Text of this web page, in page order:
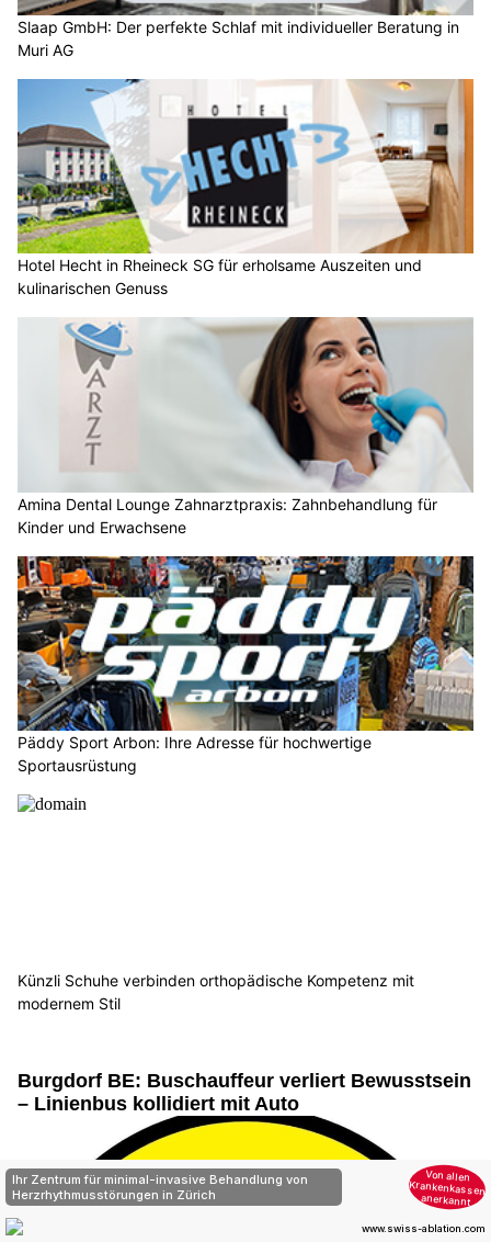
Slaap GmbH: Der perfekte Schlaf mit individueller Beratung in
Muri AG
Hotel Hecht in Rheineck SG für erholsame Auszeiten und
kulinarischen Genuss
Amina Dental Lounge Zahnarztpraxis: Zahnbehandlung für
Kinder und Erwachsene
Päddy Sport Arbon: Ihre Adresse für hochwertige
Sportausrüstung
Künzli Schuhe verbinden orthopädische Kompetenz mit
modernem Stil
Burgdorf BE: Buschauffeur verliert Bewusstsein
– Linienbus kollidiert mit Auto